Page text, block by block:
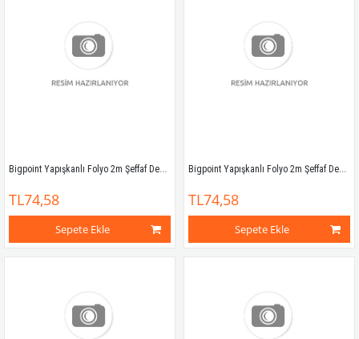
Bigpoint Yapışkanlı Folyo 2m Şeffaf Desenli No:71
TL74,58
Sepete Ekle
Bigpoint Yapışkanlı Folyo 2m Şeffaf Desenli No:72
TL74,58
Sepete Ekle